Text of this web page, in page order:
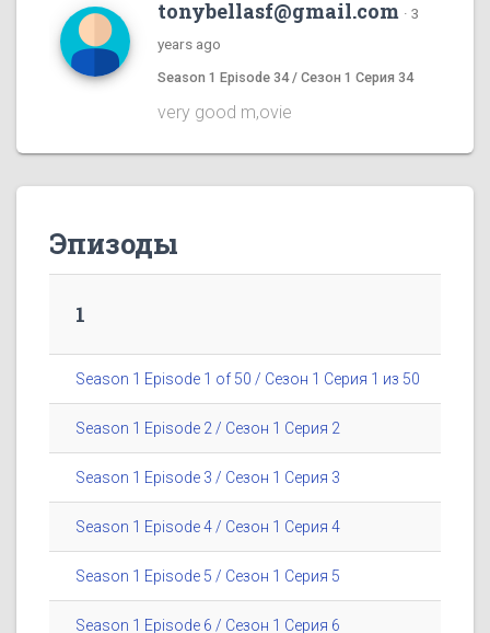
tonybellasf@gmail.com · 3
years ago
Season 1 Episode 34 / Сезон 1 Серия 34
very good m,ovie
Эпизоды
1
Season 1 Episode 1 of 50 / Сезон 1 Серия 1 из 50
Season 1 Episode 2 / Сезон 1 Серия 2
Season 1 Episode 3 / Сезон 1 Серия 3
Season 1 Episode 4 / Сезон 1 Серия 4
Season 1 Episode 5 / Сезон 1 Серия 5
Season 1 Episode 6 / Сезон 1 Серия 6